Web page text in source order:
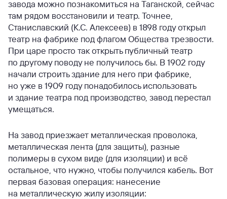
завода можно познакомиться на Таганской, сейчас
там рядом восстановили и театр. Точнее,
Станиславский (К.С. Алексеев) в 1898 году открыл
театр на фабрике под флагом Общества трезвости.
При царе просто так открыть публичный театр
по другому поводу не получилось бы. В 1902 году
начали строить здание для него при фабрике,
но уже в 1909 году понадобилось использовать
и здание театра под производство, завод перестал
умещаться.
На завод приезжает металлическая проволока,
металлическая лента (для защиты), разные
полимеры в сухом виде (для изоляции) и всё
остальное, что нужно, чтобы получился кабель. Вот
первая базовая операция: нанесение
на металлическую жилу изоляции: